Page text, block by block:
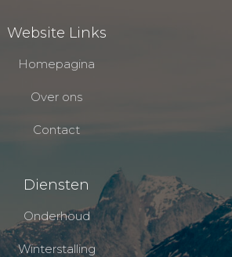
Website Links
Homepagina
Over ons
Contact
Diensten
Onderhoud
Winterstalling